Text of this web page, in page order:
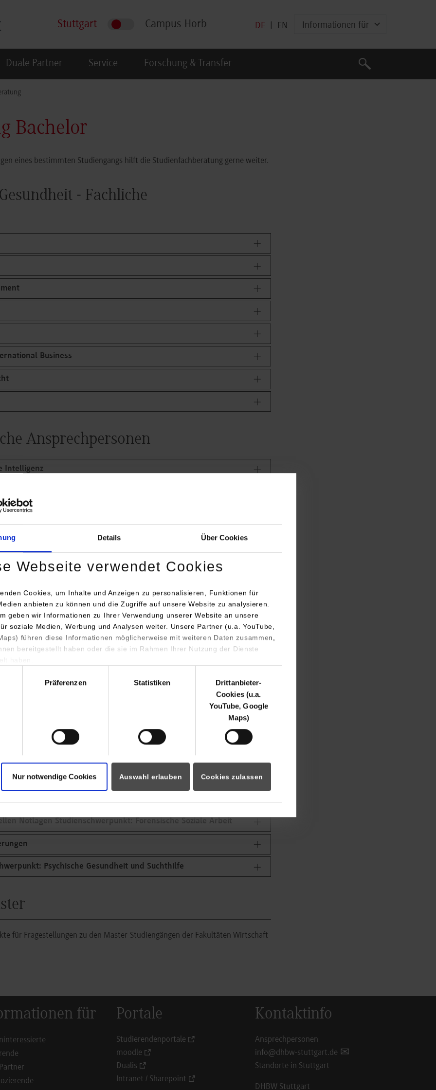
Details Über Cookies
Webseite verwendet Cookies
Cookies, um Inhalte und Anzeigen zu personalisieren, Funktionen für
anbieten zu können und die Zugriffe auf unsere Website zu analysieren.
geben wir Informationen zu Ihrer Verwendung unserer Website an unsere
soziale Medien, Werbung und Analysen weiter. Unsere Partner (u.a. YouTube,
führen diese Informationen möglicherweise mit weiteren Daten zusammen,
bereitgestellt haben oder die sie im Rahmen Ihrer Nutzung der Dienste
Präferenzen Statistiken
Drittanbieter-
Cookies (u.a.
YouTube, Google
Maps)
Nur notwendige Cookies Auswahl erlauben Cookies zulassen
Stuttgart Campus Horb DE EN Informationen für
Duale Partner Service Forschung & Transfer
Suche
Suche
Bachelor
eines bestimmten Studiengangs hilft die Studienfachberatung gerne weiter.
- Fachliche
Business
Ansprechpersonen
Intelligenz
Ansprechpersonen
Familien Studienschwerpunkt: Hilfen zur Erziehung
Familien Studienschwerpunkt: Kinder-, Jugend- und
Familien Studienschwerpunkt: Kinder- und Jugendarbeit
Familien Studienschwerpunkt: Frühe Bildung
Notlagen Studienschwerpunkt: Menschen in Armutslagen
Notlagen Studienschwerpunkt: Forensische Soziale Arbeit
Psychische Gesundheit und Suchthilfe
für Fragestellungen zu den Master-Studiengängen der Fakultäten Wirtschaft
für Portale
Studierendenportale
moodle
Dualis
Intranet / Sharepoint
Kontaktinfo
Ansprechpersonen
info@dhbw-stuttgart.de
Standorte in Stuttgart
DHBW Stuttgart